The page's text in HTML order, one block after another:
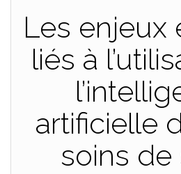
Les enjeux
liés à
artificielle
soins de